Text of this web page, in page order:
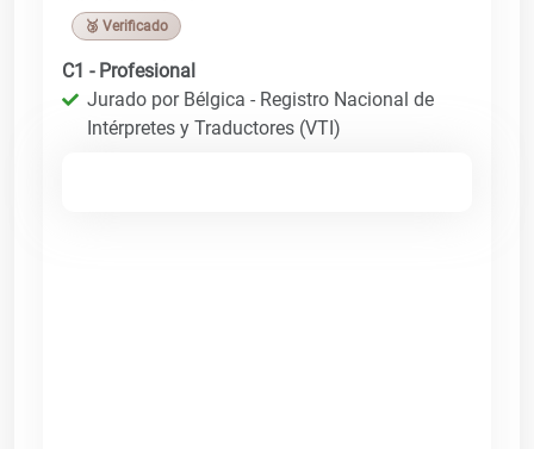
🥉 Verificado
C1 - Profesional
Jurado por Bélgica - Registro Nacional de
Intérpretes y Traductores (VTI)